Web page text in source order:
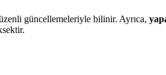
güncellemeleriyle bilinir. Ayrıca,